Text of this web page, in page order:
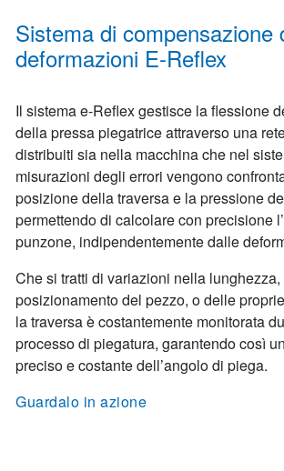
Sistema di compensazione
deformazioni E-Reflex
Il sistema e-Reflex gestisce la flessione
della pressa piegatrice attraverso una
distribuiti sia nella macchina che nel
misurazioni degli errori vengono
posizione della traversa e la pressione
permettendo di calcolare con precisione
punzone, indipendentemente dalle
Che si tratti di variazioni nella
posizionamento del pezzo, o delle
la traversa è costantemente monitorata
processo di piegatura, garantendo così
preciso e costante dell’angolo di piega.
Guardalo in azione